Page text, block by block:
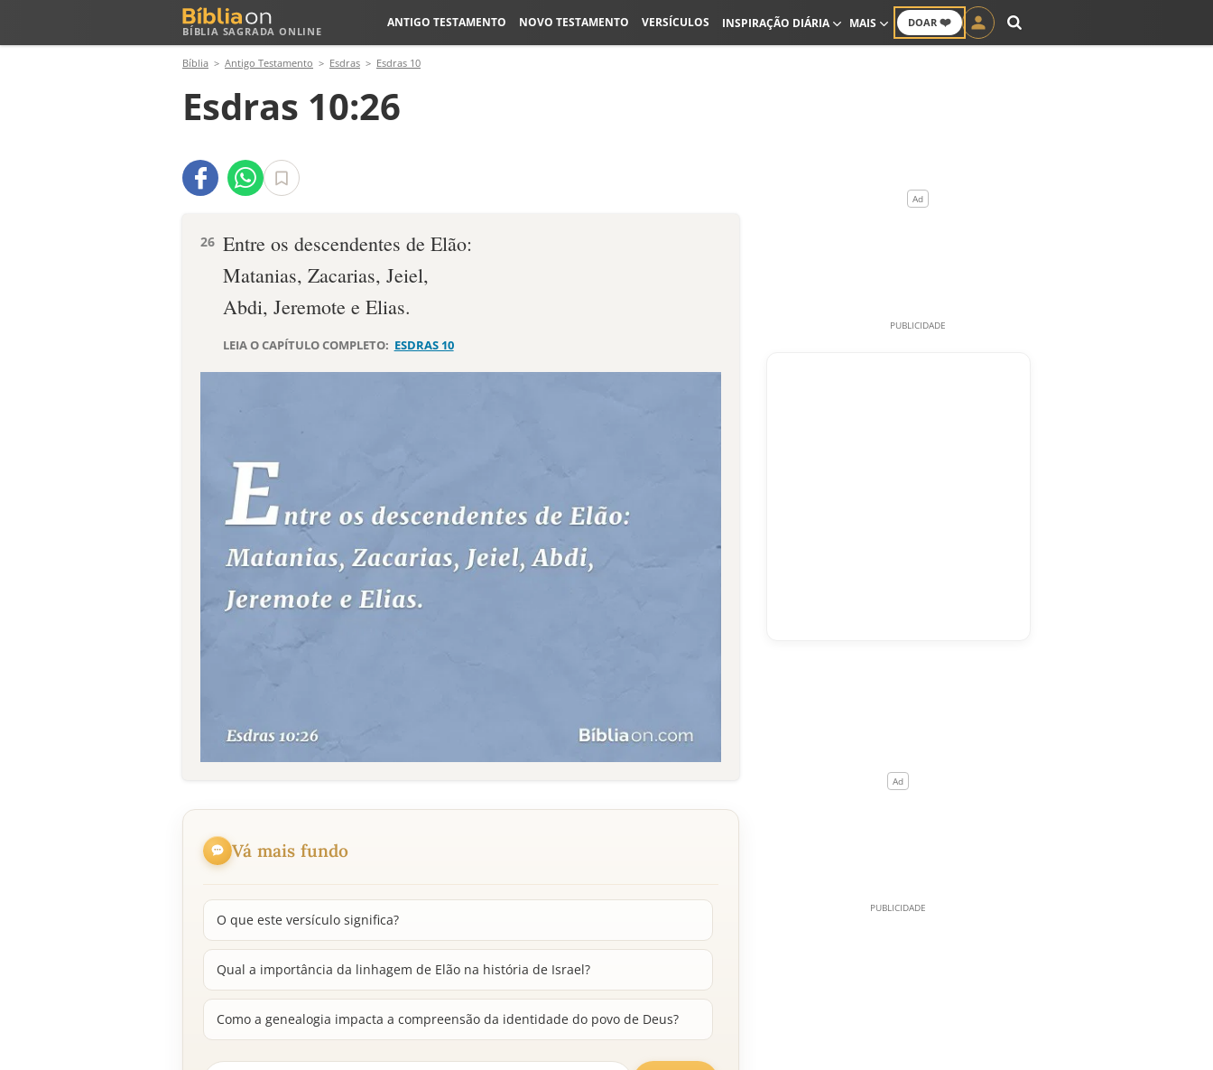
BÍBLIA SAGRADA ONLINE
DOAR ❤️
ANTIGO TESTAMENTO NOVO TESTAMENTO VERSÍCULOS INSPIRAÇÃO DIÁRIA MAIS
Bíblia Antigo Testamento Esdras Esdras 10
Esdras 10:26
26 Entre os descendentes de Elão:
Matanias, Zacarias, Jeiel,
Abdi, Jeremote e Elias.
LEIA O CAPÍTULO COMPLETO: ESDRAS 10
Vá mais fundo
O que este versículo significa?
Qual a importância da linhagem de Elão na história de Israel?
Como a genealogia impacta a compreensão da identidade do povo de Deus?